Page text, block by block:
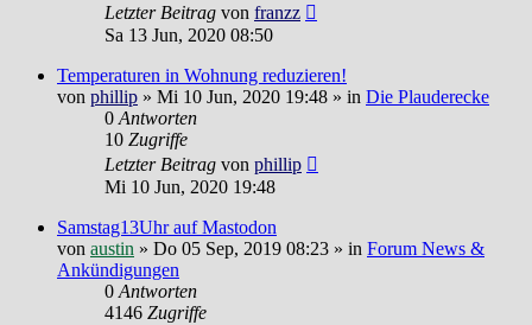
Letzter Beitrag von franzz
Sa 13 Jun, 2020 08:50
Temperaturen in Wohnung reduzieren!
von phillip » Mi 10 Jun, 2020 19:48 » in Die Plauderecke
0Antworten
10 Zugriffe
Letzter Beitrag von phillip
Mi 10 Jun, 2020 19:48
Samstag13Uhr auf Mastodon
von austin » Do 05 Sep, 2019 08:23 » in Forum News &
Ankündigungen
0Antworten
4146 Zugriffe